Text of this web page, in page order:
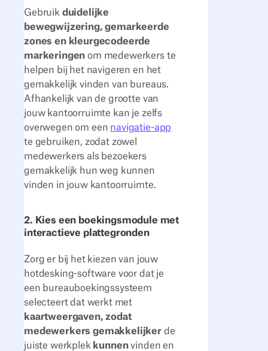
Gebruik duidelijke
bewegwijzering, gemarkeerde
zones en kleurgecodeerde
markeringen om medewerkers te
helpen bij het navigeren en het
gemakkelijk vinden van bureaus.
Afhankelijk van de grootte van
jouw kantoorruimte kan je zelfs
overwegen om een navigatie-app
te gebruiken, zodat zowel
medewerkers als bezoekers
gemakkelijk hun weg kunnen
vinden in jouw kantoorruimte.
2. Kies een boekingsmodule met
interactieve plattegronden
Zorg er bij het kiezen van jouw
hotdesking-software voor dat je
een bureauboekingssysteem
selecteert dat werkt met
kaartweergaven, zodat
medewerkers gemakkelijker de
juiste werkplek kunnenvinden en